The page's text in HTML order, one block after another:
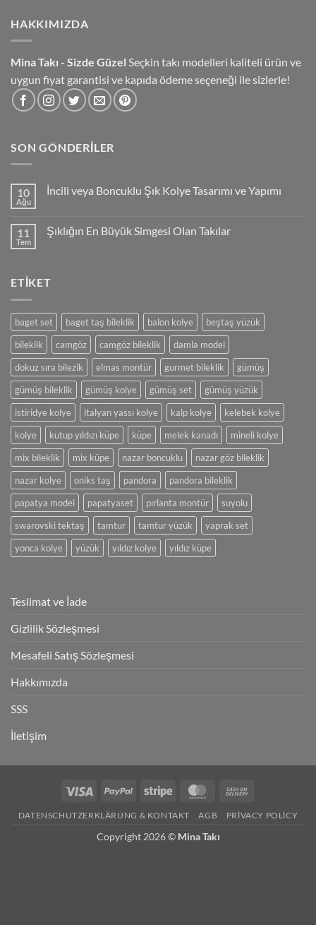
HAKKIMIZDA
Mina Takı - Sizde Güzel Seçkin takı modelleri kaliteli ürün ve
uygun fiyat garantisi ve kapıda ödeme seçeneği ile sizlerle!
SON GÖNDERILER
10
Ağu
İncili veya Boncuklu Şık Kolye Tasarımı ve Yapımı
veya
ve
Yapımı
11
Tem
Şıklığın En Büyük Simgesi Olan Takılar
Büyük
ETIKET
baget set baget taş bileklik balon kolye
beştaş yüzük
bileklik
camgöz camgöz bileklik
damla model
dokuz sıra bilezik
elmas montür gurmet bileklik
gümüş
gümüş bileklik
gümüş kolye gümüş set
gümüş yüzük
istiridye kolye
italyan yassı kolye kalp kolye
kelebek kolye
kolye
kutup yıldızı küpe küpe melek kanadı
mineli kolye
mix bileklik
mix küpe nazar boncuklu
nazar göz bileklik
nazar kolye
oniks taş pandora
pandora bileklik
papatya model
papatyaset pırlanta montür
suyolu
swarovski tektaş
tamtur tamtur yüzük
yaprak set
yonca kolye
yüzük yıldız kolye yıldız küpe
Teslimat ve İade
Gizlilik Sözleşmesi
Mesafeli Satış Sözleşmesi
Hakkımızda
SSS
İletişim
Visa PayPal Stripe MasterCard
Delivery
DATENSCHUTZERKLÄRUNG & KONTAKT AGB PRIVACY POLICY
Copyright 2026 © Mina Takı